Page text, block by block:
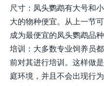
尺寸：凤头鹦鹉有大号和
大的物种便宜。从上一节
成为最便宜的凤头鹦鹉品种
培训：大多数专业饲养员
前对其进行培训。这样做
庭环境，并且不会出现行